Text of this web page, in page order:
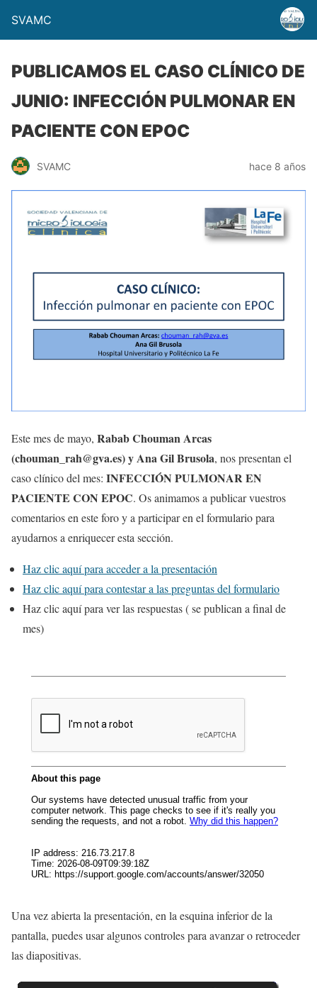
SVAMC
PUBLICAMOS EL CASO CLÍNICO DE
JUNIO: INFECCIÓN PULMONAR EN
PACIENTE CON EPOC
SVAMC hace 8 años
Este mes de mayo, Rabab Chouman Arcas
(chouman_rah@gva.es) y Ana Gil Brusola, nos presentan el
caso clínico del mes: INFECCIÓN PULMONAR EN
PACIENTE CON EPOC. Os animamos a publicar vuestros
comentarios en este foro y a participar en el formulario para
ayudarnos a enriquecer esta sección.
Haz clic aquí para acceder a la presentación
Haz clic aquí para contestar a las preguntas del formulario
Haz clic aquí para ver las respuestas ( se publican a final de
mes)
Una vez abierta la presentación, en la esquina inferior de la
pantalla, puedes usar algunos controles para avanzar o retroceder
las diapositivas.